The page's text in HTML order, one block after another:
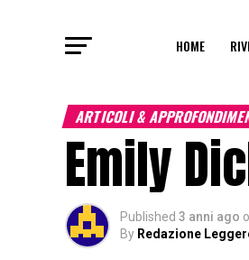
HOME
ARTICOLI &
Emily
Published 3 anni ago
By Redazione